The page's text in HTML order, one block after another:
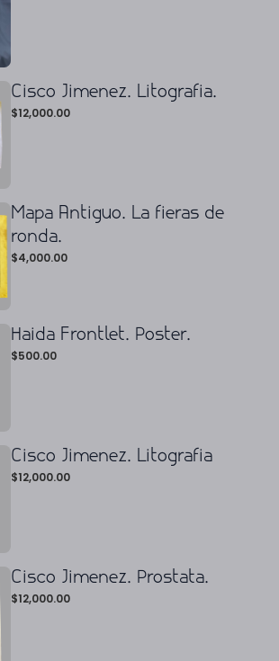
Cisco Jimenez. Litografia.
$12,000.00
Mapa Antiguo. La fieras de
ronda.
$4,000.00
Haida Frontlet. Poster.
$500.00
Cisco Jimenez. Litografia
$12,000.00
Cisco Jimenez. Prostata.
$12,000.00